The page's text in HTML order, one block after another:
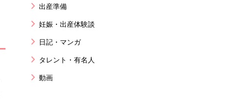
出産準備
妊娠・出産体験談
日記・マンガ
タレント・有名人
動画